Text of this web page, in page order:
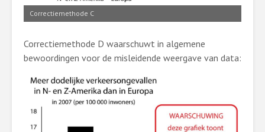
Correctiemethode C
Correctiemethode D waarschuwt in algemene
bewoordingen voor de misleidende weergave van data: